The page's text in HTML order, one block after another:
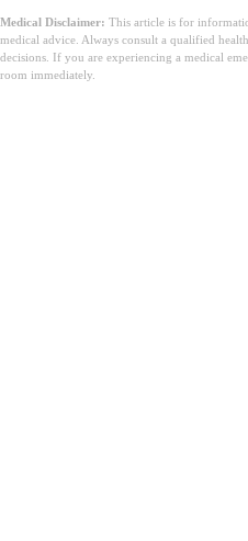
Medical Disclaimer: This article is for
medical advice. Always consult a qualified
decisions. If you are experiencing a medical
room immediately.